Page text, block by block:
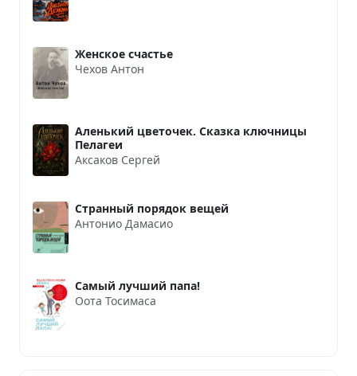
Женское счастье
Чехов Антон
Аленький цветочек. Сказка ключницы
Пелагеи
Аксаков Сергей
Странный порядок вещей
Антонио Дамасио
Самый лучший папа!
Оота Тосимаса